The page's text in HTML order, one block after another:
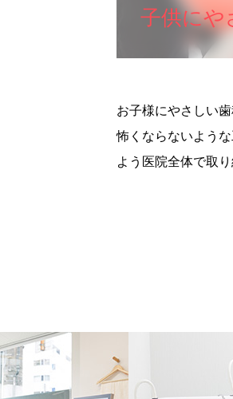
子供にや
お子様にやさしい
怖くならないよう
よう医院全体で取り